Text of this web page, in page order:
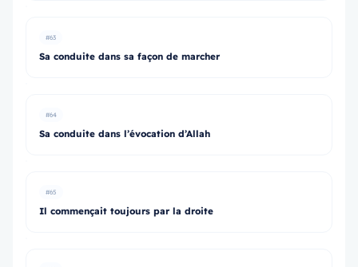
#63
Sa conduite dans sa façon de marcher
#64
Sa conduite dans l’évocation d’Allah
#65
Il commençait toujours par la droite